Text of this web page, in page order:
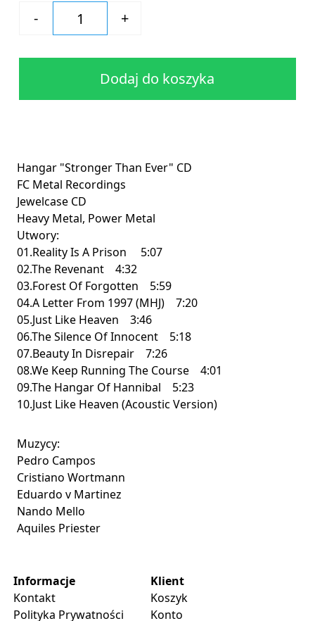
Dodaj do koszyka
Hangar "Stronger Than Ever" CD
FC Metal Recordings
Jewelcase CD
Heavy Metal, Power Metal
Utwory:
01.Reality Is A Prison 5:07
02.The Revenant 4:32
03.Forest Of Forgotten 5:59
04.A Letter From 1997 (MHJ) 7:20
05.Just Like Heaven 3:46
06.The Silence Of Innocent 5:18
07.Beauty In Disrepair 7:26
08.We Keep Running The Course 4:01
09.The Hangar Of Hannibal 5:23
10.Just Like Heaven (Acoustic Version)
Muzycy:
Pedro Campos
Cristiano Wortmann
Eduardo v Martinez
Nando Mello
Aquiles Priester
Informacje
Kontakt
Polityka Prywatności
Klient
Koszyk
Konto